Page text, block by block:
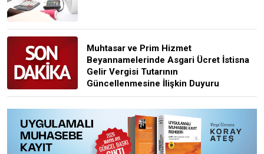
Muhtasar ve Prim Hizmet
Beyannamelerinde Asgari Ücret İstisna
Gelir Vergisi Tutarının
Güncellenmesine İlişkin Duyuru